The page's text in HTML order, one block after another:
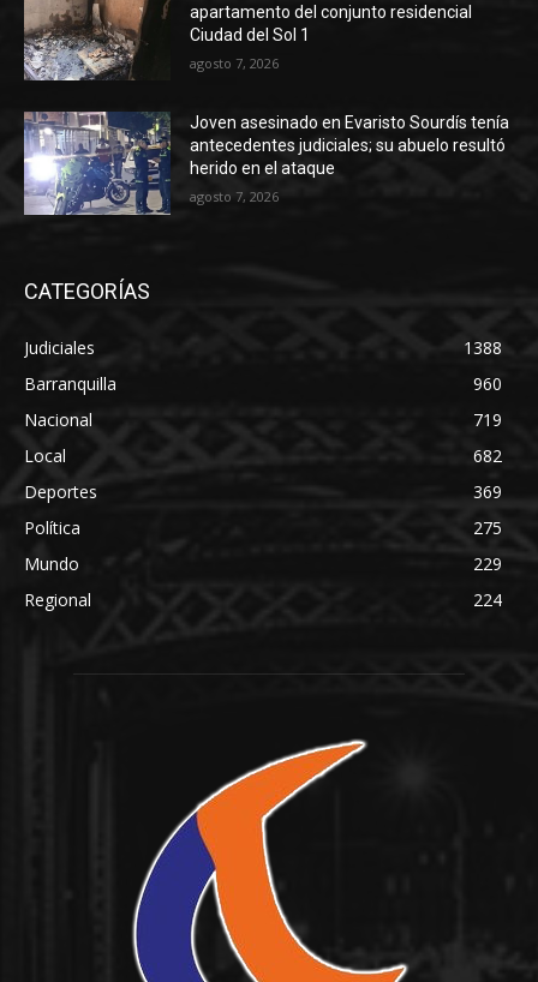
apartamento del conjunto residencial
Ciudad del Sol 1
agosto 7, 2026
Joven asesinado en Evaristo Sourdís tenía
antecedentes judiciales; su abuelo resultó
herido en el ataque
agosto 7, 2026
CATEGORÍAS
Judiciales
1388
Barranquilla
960
Nacional
719
Local
682
Deportes
369
Política
275
Mundo
229
Regional
224